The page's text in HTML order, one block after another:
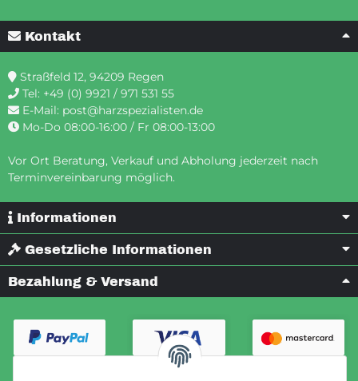
Kontakt
Straßfeld 12, 94209 Regen
Tel: +49 (0) 9921 / 971 531 55
E-Mail: post@harzspezialisten.de
Mo-Do 08:00-16:00 / Fr 08:00-13:00
Vor Ort Beratung, Verkauf und Abholung jederzeit nach
Terminvereinbarung möglich.
Informationen
Gesetzliche Informationen
Bezahlung & Versand